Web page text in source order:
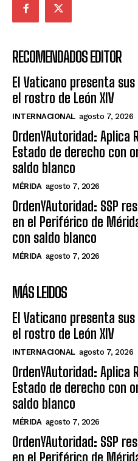
RECOMENDADOS EDITOR
El Vaticano presenta
el rostro de León XIV
INTERNACIONAL agosto 7, 2026
OrdenYAutoridad: Aplica
Estado de derecho con
saldo blanco
MÉRIDA agosto 7, 2026
OrdenYAutoridad: SSP
en el Periférico de
con saldo blanco
MÉRIDA agosto 7, 2026
MÁS LEIDOS
El Vaticano presenta
el rostro de León XIV
INTERNACIONAL agosto 7, 2026
OrdenYAutoridad: Aplica
Estado de derecho con
saldo blanco
MÉRIDA agosto 7, 2026
OrdenYAutoridad: SSP
en el Periférico de